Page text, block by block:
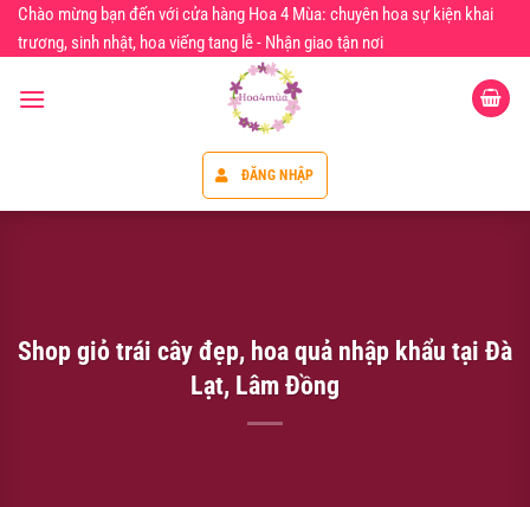
Chuyển
đến
dung
Chào mừng bạn đến với cửa hàng Hoa 4 Mùa: chuyên hoa sự kiện khai
trương, sinh nhật, hoa viếng tang lễ - Nhận giao tận nơi
ĐĂNG NHẬP
Shop giỏ trái cây đẹp, hoa quả nhập khẩu tại Đà
Lạt, Lâm Đồng